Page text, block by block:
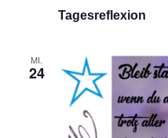
Tagesreflexion
MI.
24